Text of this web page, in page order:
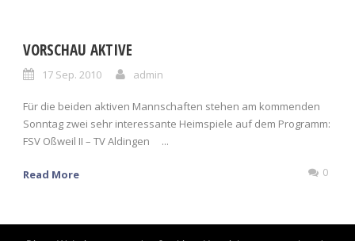
VORSCHAU AKTIVE
17 Sep. 2010 admin
Für die beiden aktiven Mannschaften stehen am kommenden
Sonntag zwei sehr interessante Heimspiele auf dem Programm:
FSV Oßweil II – TV Aldingen ...
Read More 0